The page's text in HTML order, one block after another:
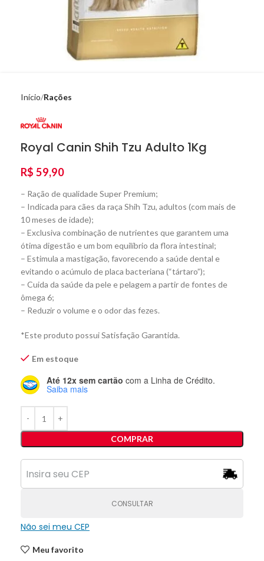
Início Rações
Royal Canin Shih Tzu Adulto 1Kg
R$ 59,90
– Ração de qualidade Super Premium;
– Indicada para cães da raça Shih Tzu, adultos (com mais de
10 meses de idade);
– Exclusiva combinação de nutrientes que garantem uma
ótima digestão e um bom equilíbrio da flora intestinal;
– Estimula a mastigação, favorecendo a saúde dental e
evitando o acúmulo de placa bacteriana (“tártaro”);
– Cuida da saúde da pele e pelagem a partir de fontes de
ômega 6;
– Reduzir o volume e o odor das fezes.
*Este produto possui Satisfação Garantida.
Em estoque
Até 12x sem cartão com a Linha de Crédito.
Saiba mais
COMPRAR
CONSULTAR
Não sei meu CEP
Meu favorito